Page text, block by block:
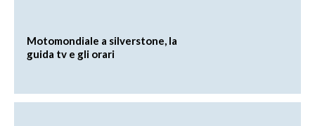
Motomondiale a silverstone, la
guida tv e gli orari